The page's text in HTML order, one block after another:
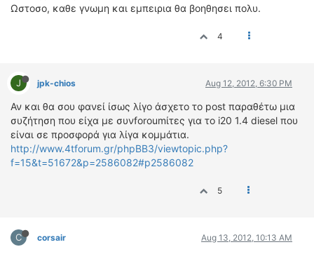
Ωστοσο, καθε γνωμη και εμπειρια θα βοηθησει πολυ.
4
J jpk-chios Aug 12, 2012, 6:30 PM
Αν και θα σου φανεί ίσως λίγο άσχετο το post παραθέτω μια
συζήτηση που είχα με συνforoumίτες για το i20 1.4 diesel που
είναι σε προσφορά για λίγα κομμάτια.
http://www.4tforum.gr/phpBB3/viewtopic.php?
f=15&t=51672&p=2586082#p2586082
5
C corsair Aug 13, 2012, 10:13 AM